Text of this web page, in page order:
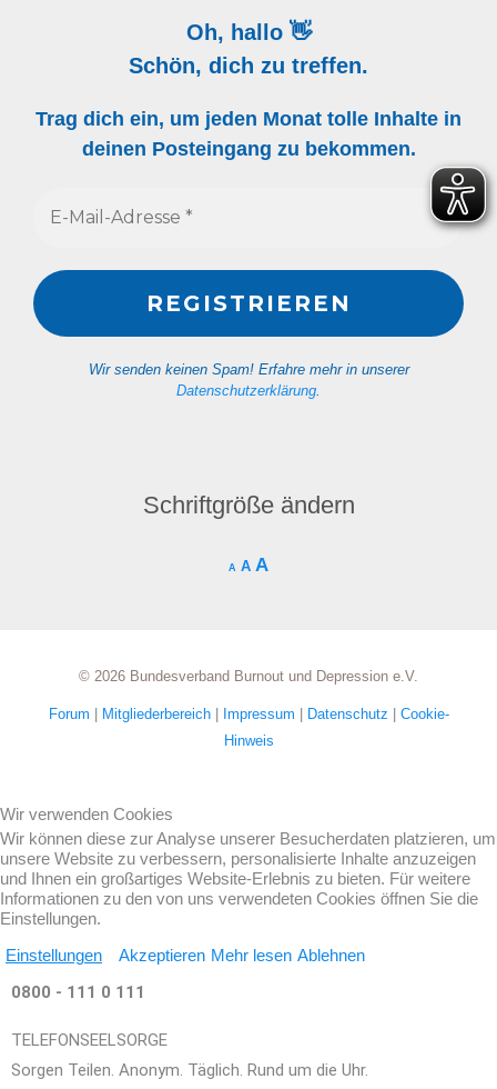
Oh, hallo 👋
Schön, dich zu treffen.
Trag dich ein, um jeden Monat tolle Inhalte in
deinen Posteingang zu bekommen.
Wir senden keinen Spam! Erfahre mehr in unserer
Datenschutzerklärung.
Schriftgröße ändern
A A A
© 2026 Bundesverband Burnout und Depression e.V.
Forum Mitgliederbereich Impressum Datenschutz
Cookie-
Hinweis
Wir verwenden Cookies
Wir können diese zur Analyse unserer Besucherdaten platzieren, um
unsere Website zu verbessern, personalisierte Inhalte anzuzeigen
und Ihnen ein großartiges Website-Erlebnis zu bieten. Für weitere
Informationen zu den von uns verwendeten Cookies öffnen Sie die
Einstellungen.
Einstellungen Akzeptieren Mehr lesen Ablehnen
0800 - 111 0 111
TELEFONSEELSORGE
Sorgen Teilen. Anonym. Täglich. Rund um die Uhr.